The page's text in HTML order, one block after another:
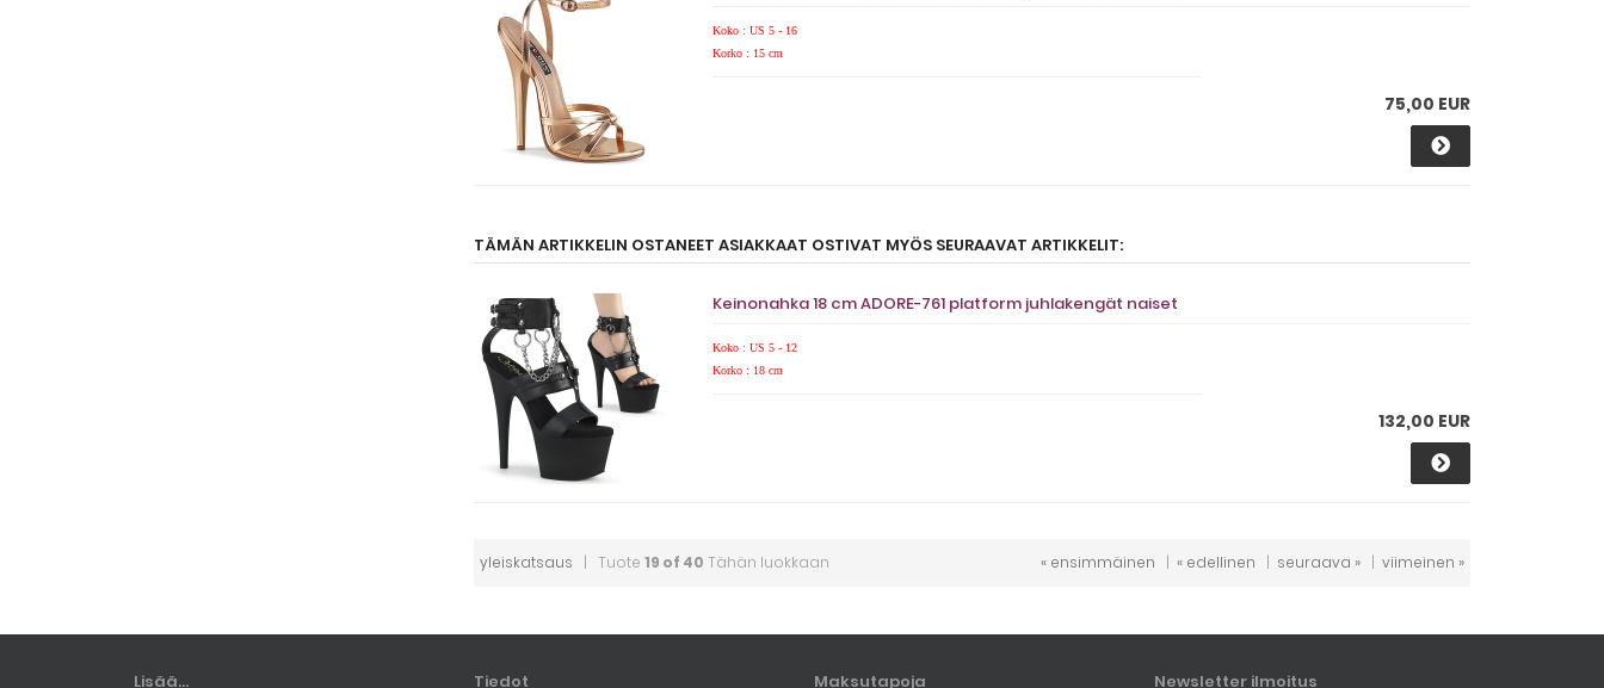
Koko : US 5 - 16
Korko : 15 cm
75,00 EUR
TÄMÄN ARTIKKELIN OSTANEET ASIAKKAAT OSTIVAT MYÖS SEURAAVAT ARTIKKELIT:
Keinonahka 18 cm ADORE-761 platform juhlakengät naiset
Koko : US 5 - 12
Korko : 18 cm
132,00 EUR
yleiskatsaus | Tuote 19 of 40 Tähän luokkaan « ensimmäinen | « edellinen | seuraava » | viimeinen »
Lisää... Tiedot Maksutapoja Newsletter ilmoitus